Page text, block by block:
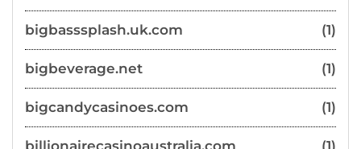
bigbasssplash.uk.com (1)
bigbeverage.net (1)
bigcandycasinoes.com (1)
billionairecasinoaustralia.com (1)